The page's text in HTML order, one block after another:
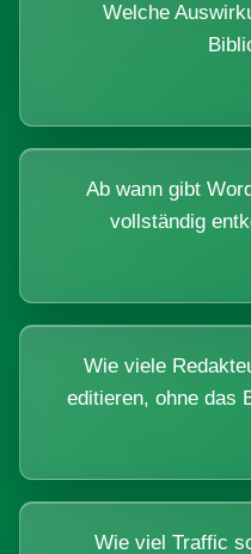
Welche
Ab wann gibt
vollständig
Wie viele
editieren, ohne das
Wie viel Traffic